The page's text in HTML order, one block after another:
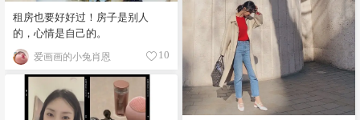
租房也要好好过！房子是别人
的，心情是自己的。
爱画画的小兔肖恩 10